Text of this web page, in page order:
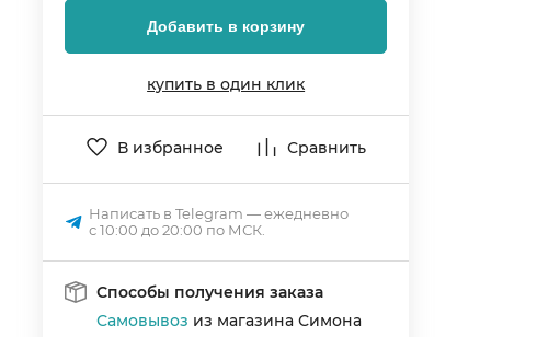
Добавить в корзину
купить в один клик
В избранное Сравнить
Написать в Telegram — ежедневно
с 10:00 до 20:00 по МСК.
Способы получения заказа
Самовывоз из магазина Симона